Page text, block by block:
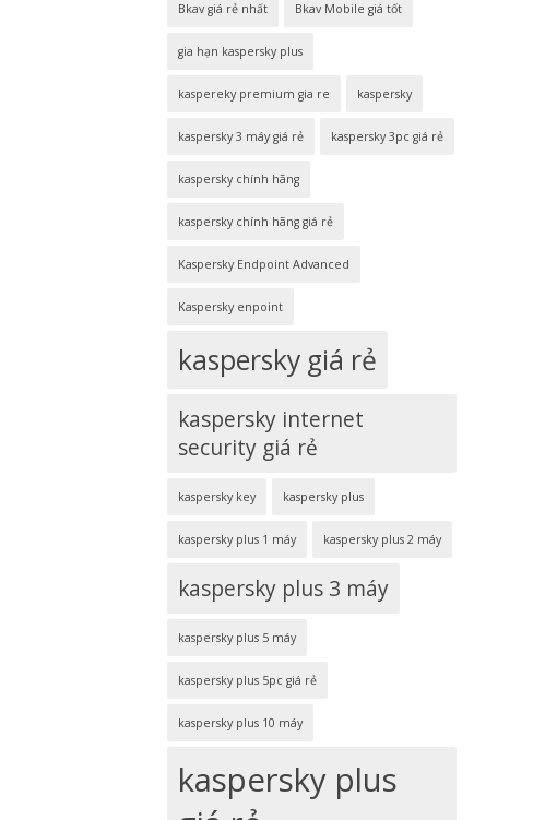
Bkav giá rẻ nhất Bkav Mobile giá tốt
gia hạn kaspersky plus
kaspereky premium gia re kaspersky
kaspersky 3 máy giá rẻ kaspersky 3pc giá rẻ
kaspersky chính hãng
kaspersky chính hãng giá rẻ
Kaspersky Endpoint Advanced
Kaspersky enpoint
kaspersky giá rẻ
kaspersky internet
security giá rẻ
kaspersky key kaspersky plus
kaspersky plus 1 máy kaspersky plus 2 máy
kaspersky plus 3 máy
kaspersky plus 5 máy
kaspersky plus 5pc giá rẻ
kaspersky plus 10 máy
kaspersky plus